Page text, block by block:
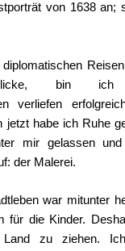
von 1638 an;
bin
verliefen
jetzt habe ich Ruhe
mir gelassen
der Malerei.
war mitunter
für die Kinder.
Land zu ziehen.